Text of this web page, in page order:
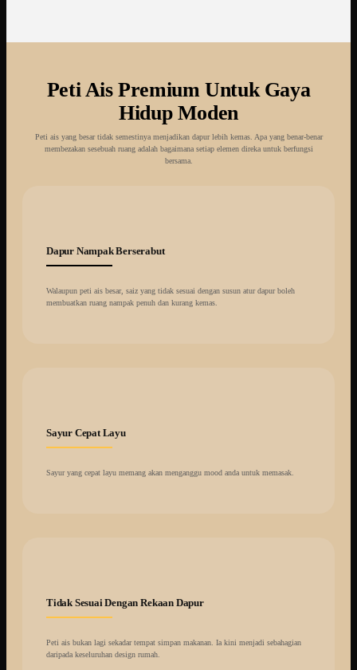
Peti Ais Premium Untuk Gaya
Hidup Moden
Peti ais yang besar tidak semestinya menjadikan dapur lebih kemas. Apa yang benar-benar
membezakan sesebuah ruang adalah bagaimana setiap elemen direka untuk berfungsi
bersama.
Dapur Nampak Berserabut
Walaupun peti ais besar, saiz yang tidak sesuai dengan susun atur dapur boleh
membuatkan ruang nampak penuh dan kurang kemas.
Sayur Cepat Layu
Sayur yang cepat layu memang akan menganggu mood anda untuk memasak.
Tidak Sesuai Dengan Rekaan Dapur
Peti ais bukan lagi sekadar tempat simpan makanan. Ia kini menjadi sebahagian
daripada keseluruhan design rumah.